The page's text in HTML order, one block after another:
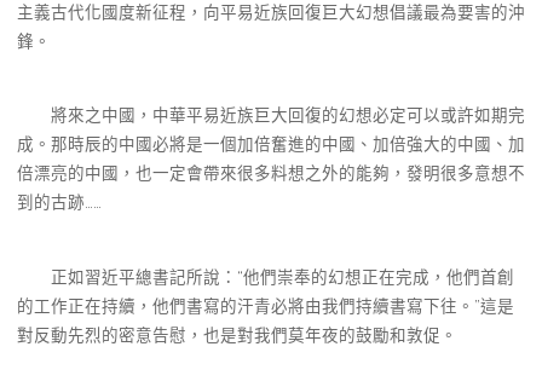
主義古代化國度新征程，向平易近族回復巨大幻想倡議最為要害的沖
鋒。
將來之中國，中華平易近族巨大回復的幻想必定可以或許如期完
成。那時辰的中國必將是一個加倍奮進的中國、加倍強大的中國、加
倍漂亮的中國，也一定會帶來很多料想之外的能夠，發明很多意想不
到的古跡……
正如習近平總書記所說：“他們崇奉的幻想正在完成，他們首創
的工作正在持續，他們書寫的汗青必將由我們持續書寫下往。”這是
對反動先烈的密意告慰，也是對我們莫年夜的鼓勵和敦促。